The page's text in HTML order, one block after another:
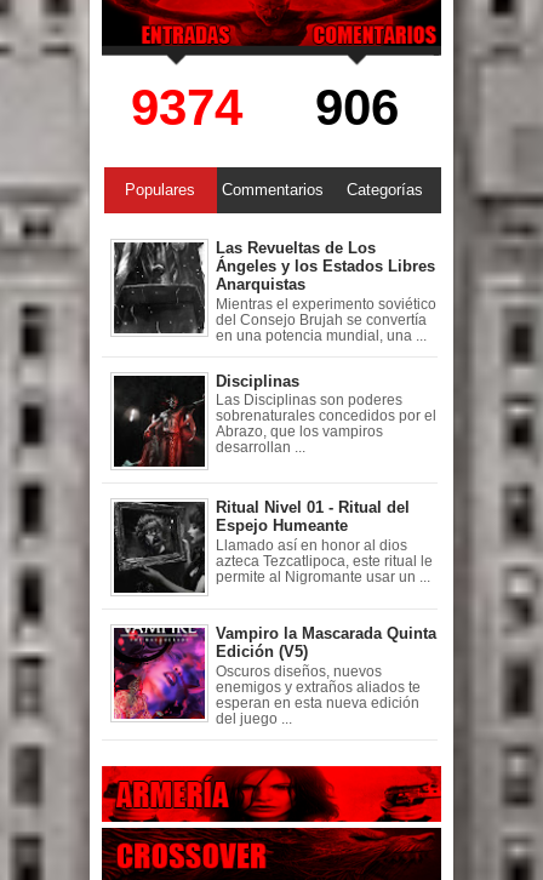
9374 906
Populares Commentarios Categorías
Las Revueltas de Los
Ángeles y los Estados Libres
Anarquistas
Mientras el experimento soviético
del Consejo Brujah se convertía
en una potencia mundial, una ...
Disciplinas
Las Disciplinas son poderes
sobrenaturales concedidos por el
Abrazo, que los vampiros
desarrollan ...
Ritual Nivel 01 - Ritual del
Espejo Humeante
Llamado así en honor al dios
azteca Tezcatlipoca, este ritual le
permite al Nigromante usar un ...
Vampiro la Mascarada Quinta
Edición (V5)
Oscuros diseños, nuevos
enemigos y extraños aliados te
esperan en esta nueva edición
del juego ...